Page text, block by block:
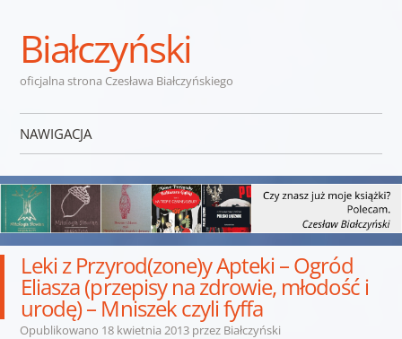
Białczyński
oficjalna strona Czesława Białczyńskiego
NAWIGACJA
Leki z Przyrod(zone)y Apteki – Ogród
Eliasza (przepisy na zdrowie, młodość i
urodę) – Mniszek czyli fyffa
Opublikowano 18 kwietnia 2013przez Białczyński